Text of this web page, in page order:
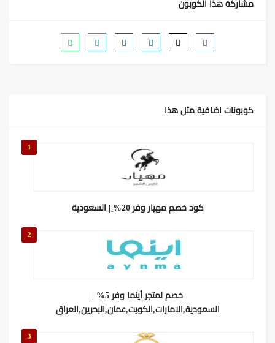
مشاركة هذا الكوبون
كوبونات اضافية مثل هذا
1
كود خصم مهيار وفر 20% ِ| السعودية
2
خصم لمتجر أينما وفر 5% |
السعودية,الامارات,الكويت,عمان,البحرين,العراق
3